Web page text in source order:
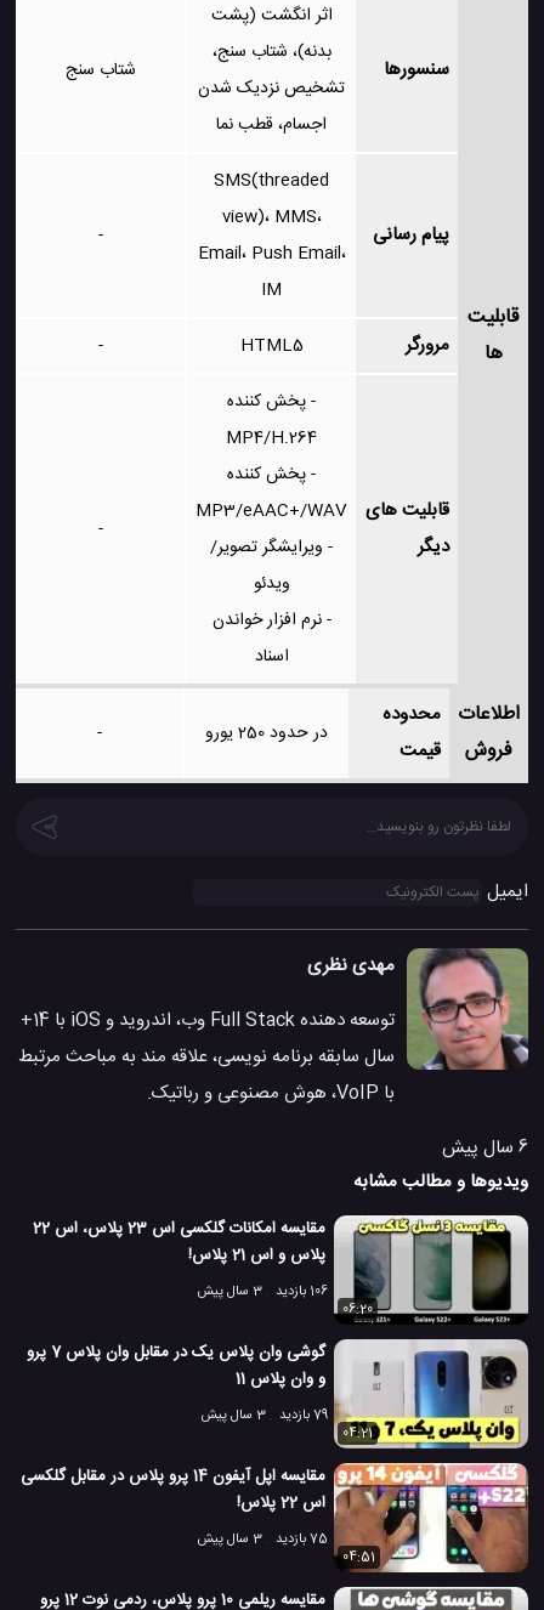
قابلیت
ها
سنسورها
اثر انگشت (پشت
بدنه)، شتاب سنج،
تشخیص نزدیک شدن
اجسام، قطب نما
شتاب سنج
پیام رسانی
SMS(threaded
view)، MMS،
Email، Push Email،
IM
-
مرورگر HTML5
-
قابلیت های
دیگر
- پخش کننده
MP4/H.264
- پخش کننده
MP3/eAAC+/WAV
- ویرایشگر تصویر/
ویدئو
- نرم افزار خواندن
اسناد
-
اطلاعات
فروش
محدوده
قیمت
در حدود 250 یورو -
ایمیل
مهدی نظری
توسعه دهنده Full Stack وب، اندروید و iOS با 14+
سال سابقه برنامه نویسی، علاقه مند به مباحث مرتبط
با VoIP، هوش مصنوعی و رباتیک.
6 سال پیش
ویدیوها و مطالب مشابه
مقایسه امکانات گلکسی اس 23 پلاس، اس 22
پلاس و اس 21 پلاس!
106 بازدید
3 سال پیش
06:20
گوشی وان پلاس یک در مقابل وان پلاس 7 پرو
و وان پلاس 11
79 بازدید
3 سال پیش
04:21
مقایسه اپل آیفون 14 پرو پلاس در مقابل گلکسی
اس 22 پلاس!
75 بازدید
3 سال پیش
04:51
مقایسه ریلمی 10 پرو پلاس، ردمی نوت 12 پرو